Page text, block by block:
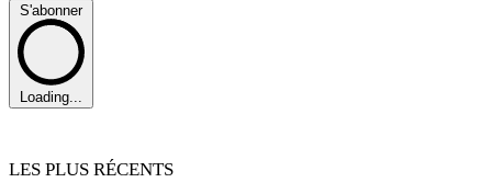
S'abonner
Loading...
LES PLUS RÉCENTS